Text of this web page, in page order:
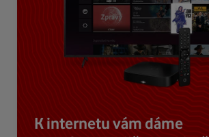
K internetu vám dáme